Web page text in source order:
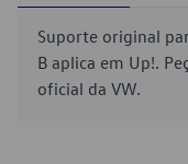
Suporte original
B aplica em Up!.
oficial da VW.